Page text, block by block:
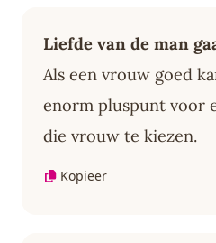
Liefde van de man
Als een vrouw goed
enorm pluspunt voor
die vrouw te kiezen.
Kopieer